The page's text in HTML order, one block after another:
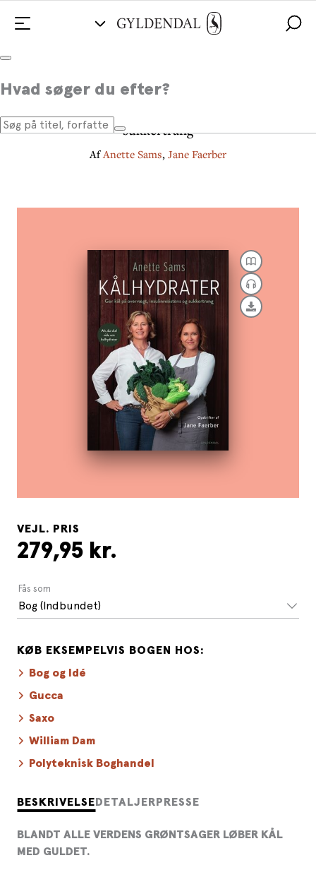
Hvad søger du efter?
Kålhydrater
Gør kål på overvægt, insulinresistens og
sukkertrang
AfAnette Sams, Jane Faerber
BESKRIVELSE DETALJER PRESSE
BLANDT ALLE VERDENS GRØNTSAGER LØBER KÅL
MED GULDET.
VEJL. PRIS
279,95 kr.
Fås som
Bog (Indbundet)
KØB EKSEMPELVIS BOGEN HOS:
Bog og Idé
Gucca
Saxo
William Dam
Polyteknisk Boghandel